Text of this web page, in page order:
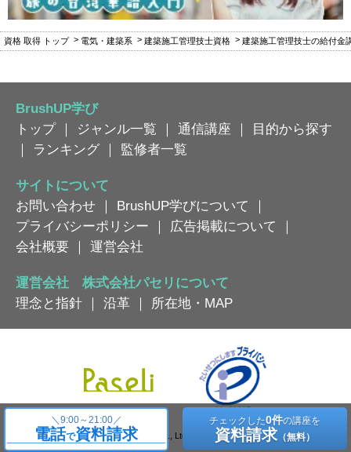
＼ 9:00～21:00／
電話で資料請求
チェックした0件の講座を
資料請求（無料）
資格 取得 トップ 電気・建築系 建築施工管理技士資格 建築施工管理技士の給付金
BrushUP学び
トップ｜ ジャンル一覧 ｜ 通信講座 ｜
目的から探す
｜
ランキング ｜ 監修者一覧
サイトについて
お問い合わせ ｜ BrushUP学びについて
｜
プライバシーポリシー ｜ 広告掲載について
｜
会社概要 ｜ 運営会社
運営会社 株式会社パセリについて
理念と指針 ｜ 沿革 ｜ 所在地・MAP
Copyright © Paseli Co., Ltd. All Rights Reserved.